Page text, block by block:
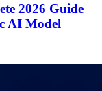
2026 Guide
AI Model